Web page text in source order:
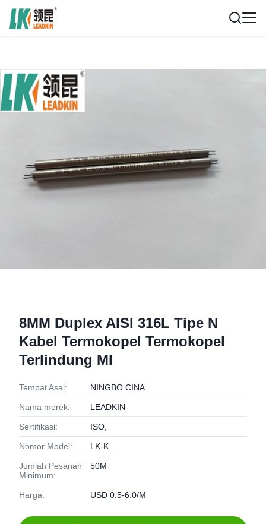
8MM Duplex AISI 316L Tipe N
Kabel Termokopel Termokopel
Terlindung MI
Tempat Asal: NINGBO CINA
Nama merek: LEADKIN
Sertifikasi: ISO,
Nomor Model: LK-K
Jumlah Pesanan
Minimum:
50M
Harga: USD 0.5-6.0/M